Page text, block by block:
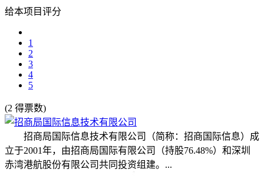
给本项目评分
1
2
3
4
5
(2 得票数)
招商局国际信息技术有限公司（简称：招商国际信息）成
立于2001年，由招商局国际有限公司（持股76.48%）和深圳
赤湾港航股份有限公司共同投资组建。...